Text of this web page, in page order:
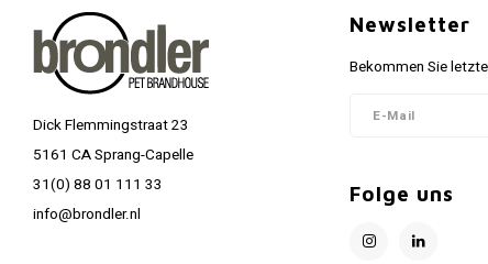
Dick Flemmingstraat 23
5161 CA Sprang-Capelle
31(0) 88 01 111 33
info@brondler.nl
Newsletter
Bekommen Sie
Folge uns